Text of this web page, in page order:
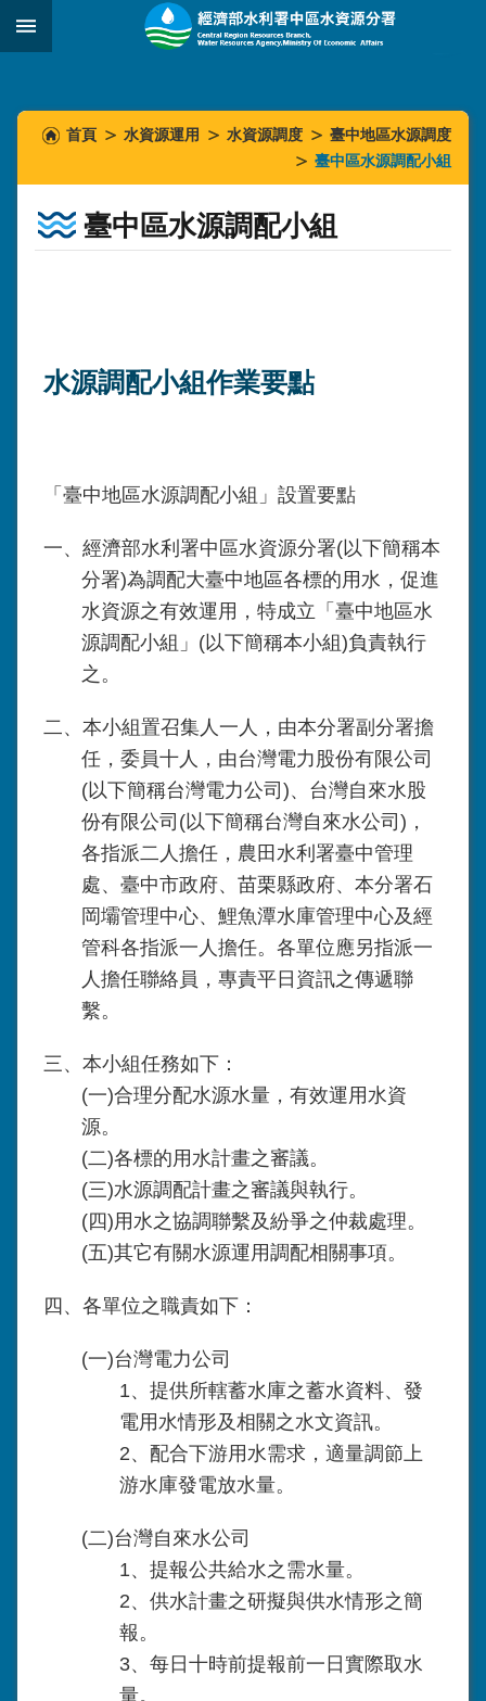
跳到主要內容區塊
::::::
首頁 水資源運用 水資源調度
臺中地區水源調度
臺中區水源調配小組
臺中區水源調配小組
水源調配小組作業要點
「臺中地區水源調配小組」設置要點
一、經濟部水利署中區水資源分署(以下簡稱本
分署)為調配大臺中地區各標的用水，促進
水資源之有效運用，特成立「臺中地區水
源調配小組」(以下簡稱本小組)負責執行
之。
二、本小組置召集人一人，由本分署副分署擔
任，委員十人，由台灣電力股份有限公司
(以下簡稱台灣電力公司)、台灣自來水股
份有限公司(以下簡稱台灣自來水公司)，
各指派二人擔任，農田水利署臺中管理
處、臺中市政府、苗栗縣政府、本分署石
岡壩管理中心、鯉魚潭水庫管理中心及經
管科各指派一人擔任。各單位應另指派一
人擔任聯絡員，專責平日資訊之傳遞聯
繫。
三、本小組任務如下：
(一)合理分配水源水量，有效運用水資
源。
(二)各標的用水計畫之審議。
(三)水源調配計畫之審議與執行。
(四)用水之協調聯繫及紛爭之仲裁處理。
(五)其它有關水源運用調配相關事項。
四、各單位之職責如下：
(一)台灣電力公司
1、提供所轄蓄水庫之蓄水資料、發
電用水情形及相關之水文資訊。
2、配合下游用水需求，適量調節上
游水庫發電放水量。
(二)台灣自來水公司
1、提報公共給水之需水量。
2、供水計畫之研擬與供水情形之簡
報。
3、每日十時前提報前一日實際取水
量。